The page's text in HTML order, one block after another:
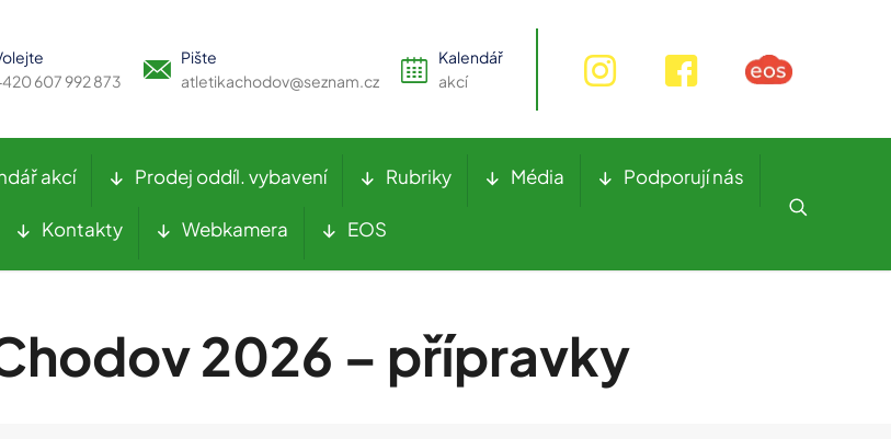
607 992 873
Pište
atletikachodov@seznam.cz
Kalendář
akcí
akcí Prodej oddíl. vybavení Rubriky Média Podporují nás
Kontakty Webkamera EOS
2026 – přípravky